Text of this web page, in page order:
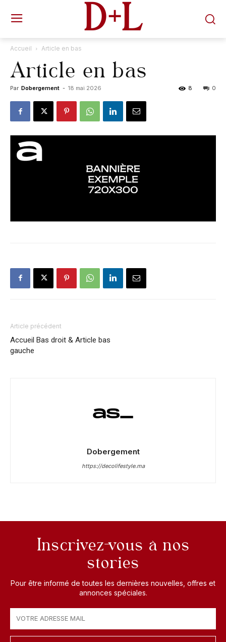
D+L
Accueil Article en bas
Article en bas
Par Dobergement - 18 mai 2026 0
8
Article précédent
Accueil Bas droit & Article bas
gauche
Dobergement
https://decolifestyle.ma
Inscrivez-vous à nos
stories
Pour être informé de toutes les dernières nouvelles, offres et
annonces spéciales.